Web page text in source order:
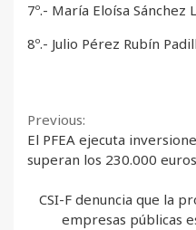
7º.- María Eloísa
8º.- Julio Pérez Rubín
Continue
Reading
Previous:
El PFEA ejecuta
superan los 230.000 euros
CSI-F denuncia que la
empresas públicas